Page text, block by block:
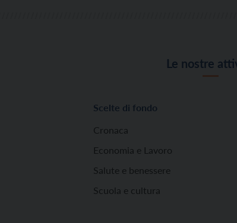
Le nostre
Scelte di fondo
Cronaca
Economia e Lavoro
Salute e benessere
Scuola e cultura